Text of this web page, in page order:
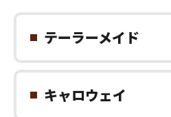
テーラーメイド
キャロウェイ